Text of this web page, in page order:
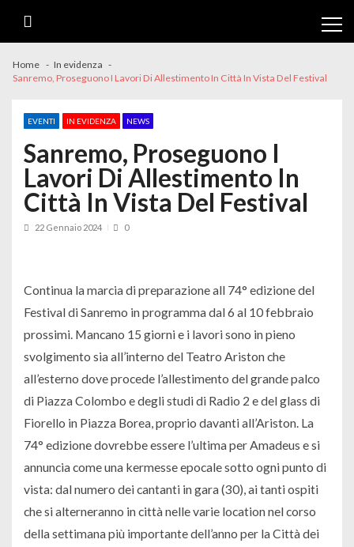
Home
In evidenza
Sanremo, Proseguono I Lavori Di Allestimento In Città In Vista Del Festival
EVENTI IN EVIDENZA NEWS
Sanremo, Proseguono I
Lavori Di Allestimento In
Città In Vista Del Festival
22 Gennaio 2024 0
Continua la marcia di preparazione all 74° edizione del
Festival di Sanremo in programma dal 6 al 10 febbraio
prossimi. Mancano 15 giorni e i lavori sono in pieno
svolgimento sia all’interno del Teatro Ariston che
all’esterno dove procede l’allestimento del grande palco
di Piazza Colombo e degli studi di Radio 2 e del glass di
Fiorello in Piazza Borea, proprio davanti all’Ariston. La
74° edizione dovrebbe essere l’ultima per Amadeus e si
annuncia come una kermesse epocale sotto ogni punto di
vista: dal numero dei cantanti in gara (30), ai tanti ospiti
che si alterneranno in città nelle varie location nel corso
della settimana più importante dell’anno per la Città dei